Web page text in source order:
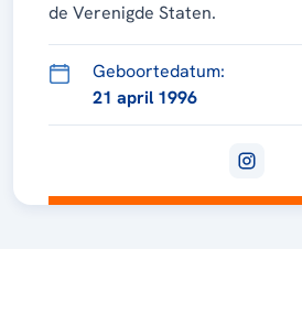
de Verenigde Staten.
Geboortedatum:
21 april 1996